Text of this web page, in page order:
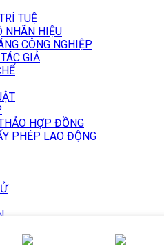
TUỆ
NHÃN HIỆU
CÔNG NGHIỆP
GIẢ
HỢP ĐỒNG
PHÉP LAO ĐỘNG